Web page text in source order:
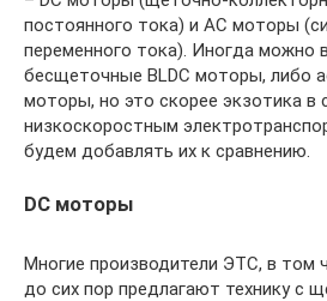
постоянного тока) и AC моторы
переменного тока). Иногда можно
бесщеточные BLDC моторы, либо
моторы, но это скорее экзотика в
низкоскоростным
будем добавлять их к сравнению.
DC моторы
Многие производители ЭТС, в том
до сих пор предлагают технику с